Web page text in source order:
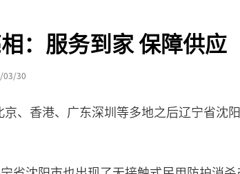
：服务到家 保障供应
03/30
、香港、广东深圳等多地之后辽宁省沈